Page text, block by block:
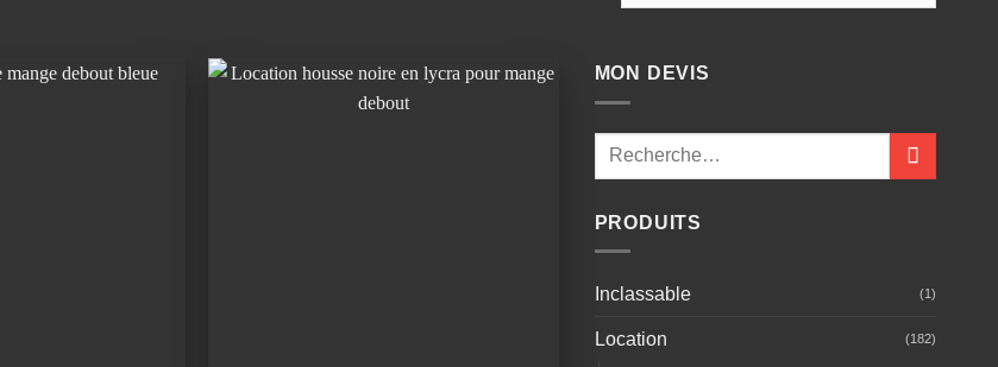
MON DEVIS
PRODUITS
Inclassable (1)
Location (182)